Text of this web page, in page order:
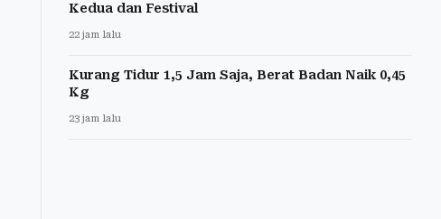
Kedua dan Festival
22 jam lalu
Kurang Tidur 1,5 Jam Saja, Berat Badan Naik 0,45
Kg
23 jam lalu